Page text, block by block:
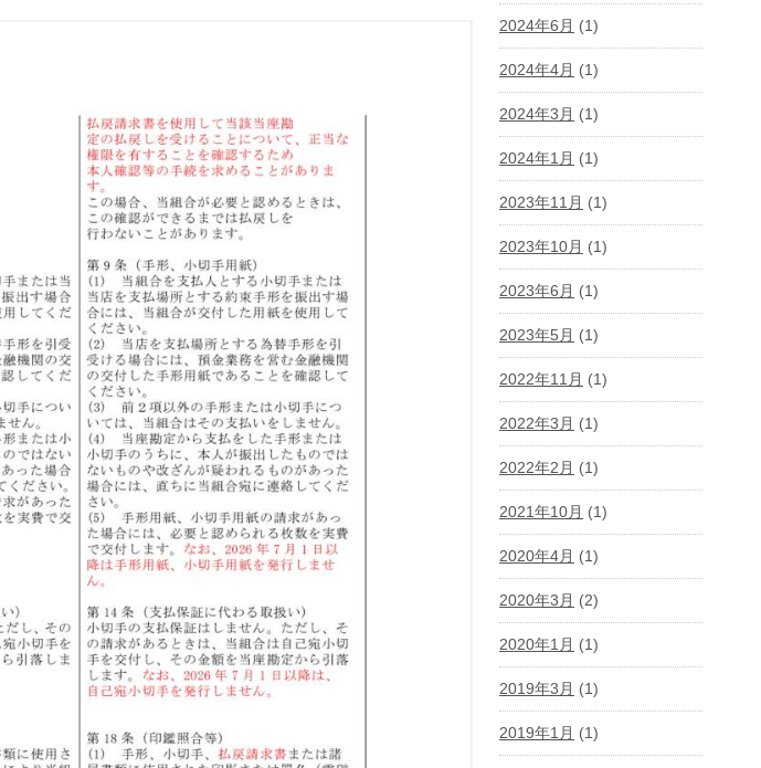
2024年6月 (1)
2024年4月 (1)
2024年3月 (1)
2024年1月 (1)
2023年11月 (1)
2023年10月 (1)
2023年6月 (1)
2023年5月 (1)
2022年11月 (1)
2022年3月 (1)
2022年2月 (1)
2021年10月 (1)
2020年4月 (1)
2020年3月 (2)
2020年1月 (1)
2019年3月 (1)
2019年1月 (1)